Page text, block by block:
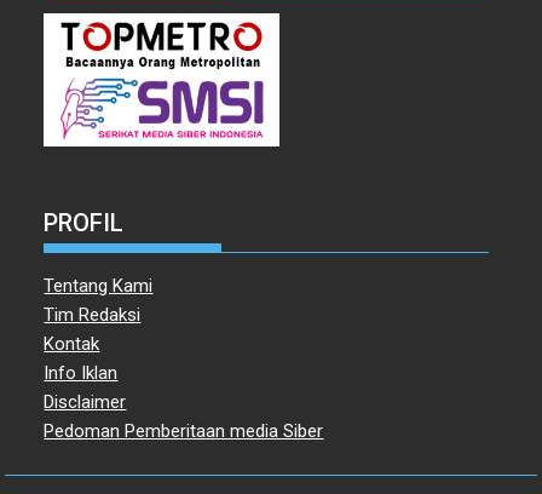
PROFIL
Tentang Kami
Tim Redaksi
Kontak
Info Iklan
Disclaimer
Pedoman Pemberitaan media Siber